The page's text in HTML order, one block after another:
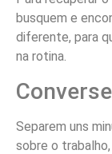
busquem e
diferente, para
na rotina.
Separem uns
sobre o